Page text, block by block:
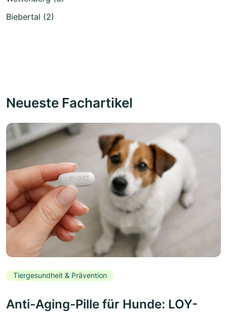
Biebertal (2)
Neueste Fachartikel
Tiergesundheit & Prävention
Anti-Aging-Pille für Hunde: LOY-